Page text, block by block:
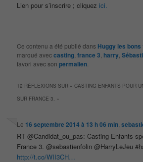
Lien pour s’inscrire ; cliquez ici.
Ce contenu a été publié dans Huggy les bons
marqué aveccasting,france 3, harry,
favori avec sonpermalien.
12 RÉFLEXIONS SUR «CASTING ENFANTS POUR
SUR FRANCE 3. »
Le 16 septembre 2014 à 13 h 06 min ,
RT @Candidat_ou_pas: Casting Enfants
France 3. @sebastienfolin @HarryLeJeu
http://t.co/WII3CH…